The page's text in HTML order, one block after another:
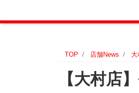
TOP 店舗News 大
【大村店